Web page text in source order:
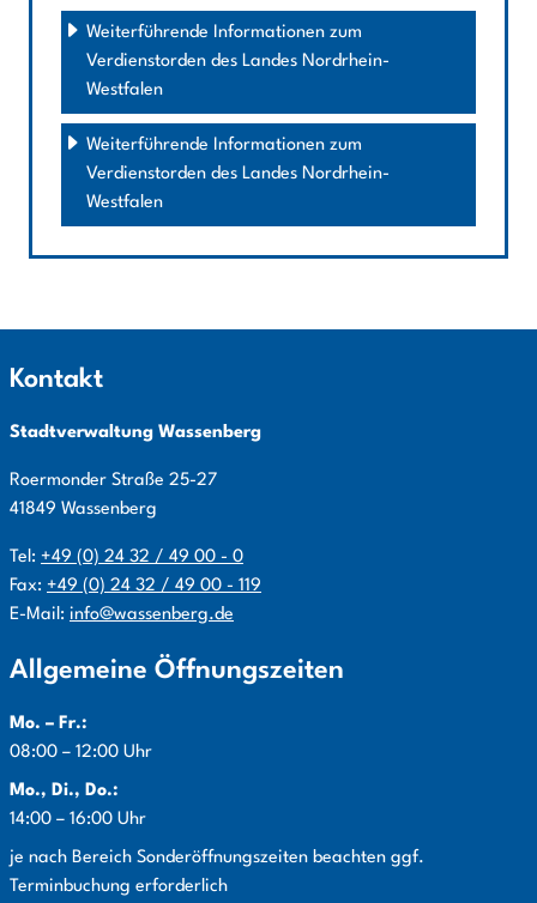
Weiterführende Informationen zum
Verdienstorden des Landes Nordrhein-
Westfalen
Weiterführende Informationen zum
Verdienstorden des Landes Nordrhein-
Westfalen
Kontakt
Stadtverwaltung Wassenberg
Roermonder Straße 25-27
41849 Wassenberg
Tel: +49 (0) 24 32 / 49 00 - 0
Fax: +49 (0) 24 32 / 49 00 - 119
E-Mail: info@wassenberg.de
Allgemeine Öffnungszeiten
Mo. – Fr.:
08:00 – 12:00 Uhr
Mo., Di., Do.:
14:00 – 16:00 Uhr
Info:
je nach Bereich Sonderöffnungszeiten beachten ggf.
Terminbuchung erforderlich